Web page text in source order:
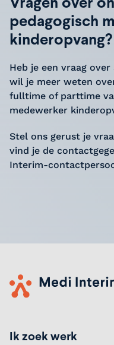
pedagogisch
kinderopvang?
Heb je een vraag
wil je meer weten
fulltime of parttime
medewerker
Stel ons gerust je
vind je de
Interim-
Ik zoek werk